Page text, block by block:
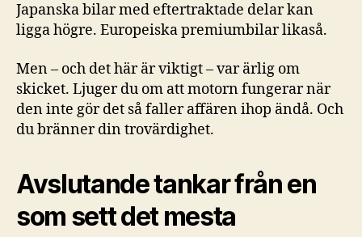
Japanska bilar med eftertraktade delar kan
ligga högre. Europeiska premiumbilar likaså.
Men – och det här är viktigt – var ärlig om
skicket. Ljuger du om att motorn fungerar när
den inte gör det så faller affären ihop ändå. Och
du bränner din trovärdighet.
Avslutande tankar från en
som sett det mesta